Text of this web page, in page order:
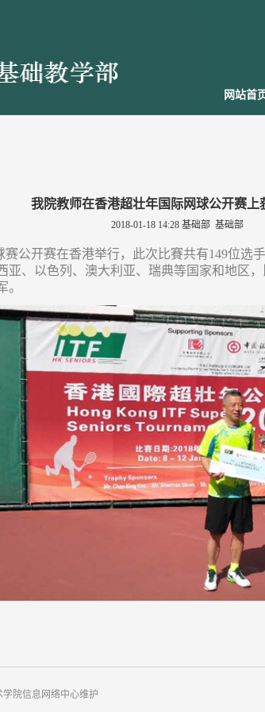
网站首
我院教师在香港超壮年国际网球公开赛上
2018-01-18 14:28 基础部 基础部
公开赛在香港举行，此次比賽共有149位选
亚、以色列、澳大利亚、瑞典等国家和地区
。
院信息网络中心维护